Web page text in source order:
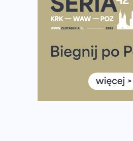
Tętno vs tempo – czym kierować
Co ma dużo białka? Produkty,
Rozbiegany Olsztyn szykuje się
Już w tę sobotę 35. Bieg
Wystartuje rekordowa liczba